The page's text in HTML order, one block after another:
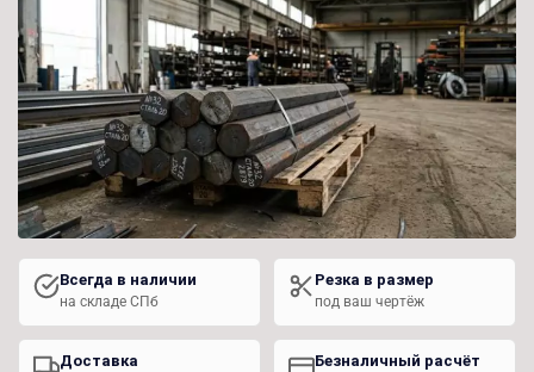
Всегда в наличии
на складе СПб
Резка в размер
под ваш чертёж
Доставка Безналичный расчёт